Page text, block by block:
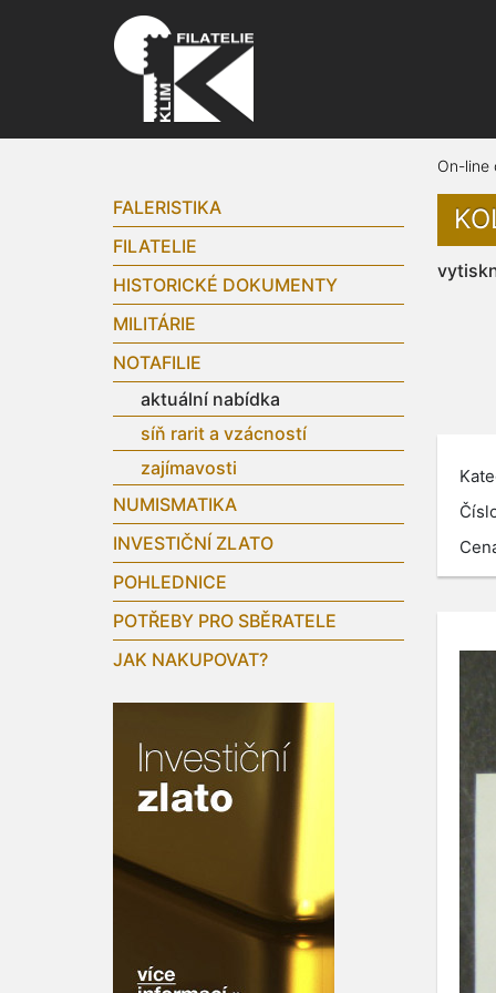
FALERISTIKA
FILATELIE
HISTORICKÉ DOKUMENTY
MILITÁRIE
NOTAFILIE
aktuální nabídka
síň rarit a vzácností
zajímavosti
NUMISMATIKA
INVESTIČNÍ ZLATO
POHLEDNICE
POTŘEBY PRO SBĚRATELE
JAK NAKUPOVAT?
On-line